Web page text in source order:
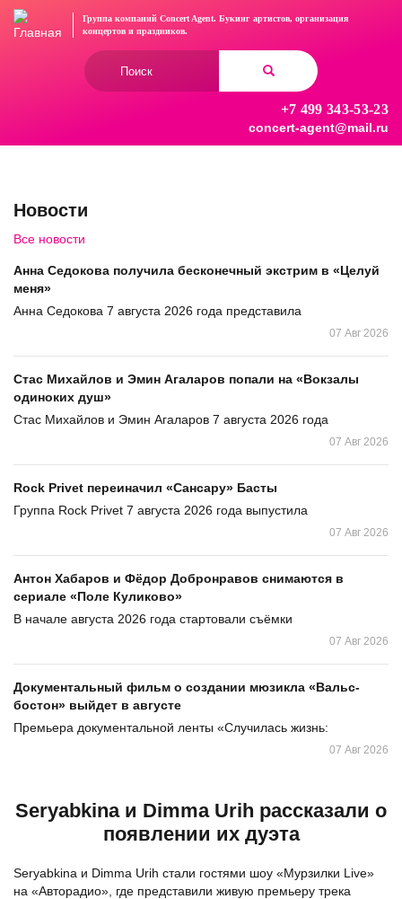
Перейти
Группа компаний Concert Agent. Букинг артистов, организация
концертови праздников.
+7 499 343-53-23
concert-agent@mail.ru
Новости
Все новости
Анна Седокова получила бесконечный экстрим в «Целуй
меня»
Анна Седокова 7 августа 2026 года представила
07 Авг 2026
Стас Михайлов и Эмин Агаларов попали на «Вокзалы
одиноких душ»
Стас Михайлов и Эмин Агаларов 7 августа 2026 года
07 Авг 2026
Rock Privet переиначил «Сансару» Басты
Группа Rock Privet 7 августа 2026 года выпустила
07 Авг 2026
Антон Хабаров и Фёдор Добронравов снимаются в
сериале «Поле Куликово»
В начале августа 2026 года стартовали съёмки
07 Авг 2026
Документальный фильм о создании мюзикла «Вальс-
бостон» выйдет в августе
Премьера документальной ленты «Случилась жизнь:
07 Авг 2026
Seryabkina и Dimma Urih рассказали о
появлении их дуэта
Seryabkina и Dimma Urih стали гостями шоу «Мурзилки Live»
на «Авторадио», где представили живую премьеру трека